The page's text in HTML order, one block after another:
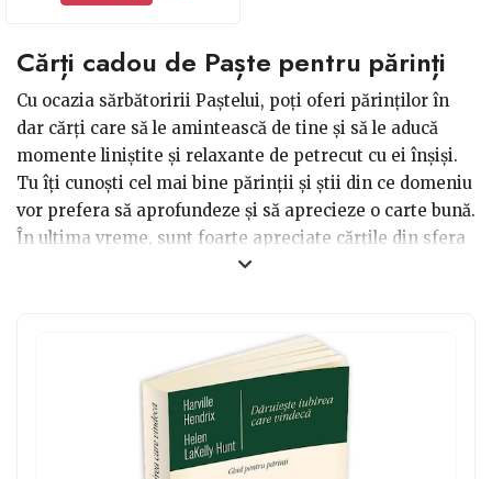
Cărți cadou de Paște pentru părinți
Cu ocazia sărbătoririi Paștelui, poți oferi părinților în
dar cărți care să le amintească de tine și să le aducă
momente liniștite și relaxante de petrecut cu ei înșiși.
Tu îți cunoști cel mai bine părinții și știi din ce domeniu
vor prefera să aprofundeze și să aprecieze o carte bună.
În ultima vreme, sunt foarte apreciate cărțile din sfera
dezvoltării personale, dar nici romanele clasice nu sunt
dorești să fie și un cadou practic, iar mama ta este
pasionată de gătit, poți opta pentru o carte cu rețete
tradiționale românești.